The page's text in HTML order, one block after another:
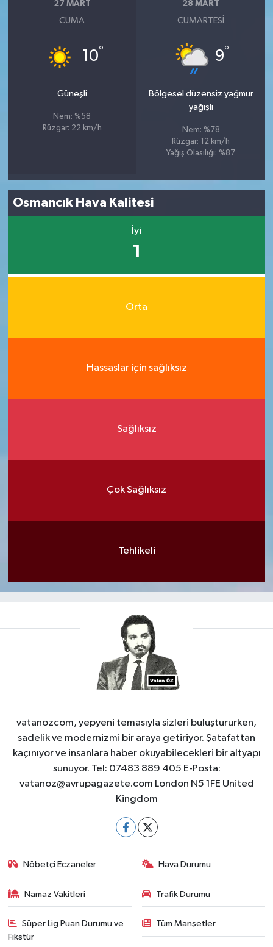
27 MART
CUMA
10°
Güneşli
Nem: %58
Rüzgar: 22 km/h
28 MART
CUMARTESI
9°
Bölgesel düzensiz yağmur
yağışlı
Nem: %78
Rüzgar: 12 km/h
Yağış Olasılığı: %87
Osmancık Hava Kalitesi
İyi
1
Orta
Hassaslar için sağlıksız
Sağlıksız
Çok Sağlıksız
Tehlikeli
vatanozcom, yepyeni temasıyla sizleri buluştururken,
sadelik ve modernizmi bir araya getiriyor. Şatafattan
kaçınıyor ve insanlara haber okuyabilecekleri bir altyapı
sunuyor. Tel: 07483 889 405 E-Posta:
vatanoz@avrupagazete.com London N5 1FE United
Kingdom
Nöbetçi Eczaneler Hava Durumu
Namaz Vakitleri Trafik Durumu
Süper Lig Puan Durumu ve
Fikstür
Tüm Manşetler